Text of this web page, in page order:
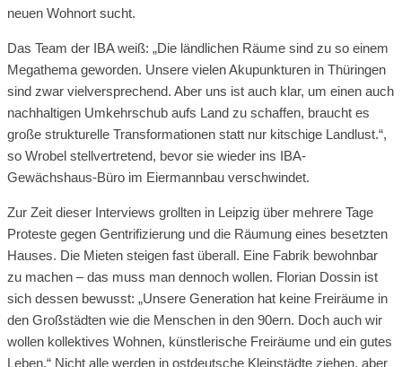
neuen Wohnort sucht.
Das Team der IBA weiß: „Die ländlichen Räume sind zu so einem
Megathema geworden. Unsere vielen Akupunkturen in Thüringen
sind zwar vielversprechend. Aber uns ist auch klar, um einen auch
nachhaltigen Umkehrschub aufs Land zu schaffen, braucht es
große strukturelle Transformationen statt nur kitschige Landlust.“,
so Wrobel stellvertretend, bevor sie wieder ins IBA-
Gewächshaus-Büro im Eiermannbau verschwindet.
Zur Zeit dieser Interviews grollten in Leipzig über mehrere Tage
Proteste gegen Gentrifizierung und die Räumung eines besetzten
Hauses. Die Mieten steigen fast überall. Eine Fabrik bewohnbar
zu machen – das muss man dennoch wollen. Florian Dossin ist
sich dessen bewusst: „Unsere Generation hat keine Freiräume in
den Großstädten wie die Menschen in den 90ern. Doch auch wir
wollen kollektives Wohnen, künstlerische Freiräume und ein gutes
Leben.“ Nicht alle werden in ostdeutsche Kleinstädte ziehen, aber